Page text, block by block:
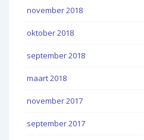
november 2018
oktober 2018
september 2018
maart 2018
november 2017
september 2017